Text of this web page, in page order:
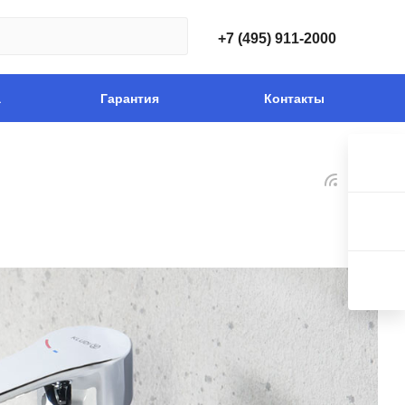
+7 (495) 911-2000
Гарантия Контакты